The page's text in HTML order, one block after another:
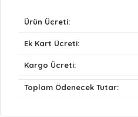
Ürün Ücreti:
Ek Kart Ücreti:
Kargo Ücreti:
Toplam Ödenecek Tutar: